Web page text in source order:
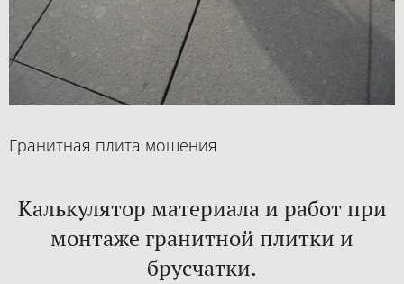
Гранитная плита мощения
Калькулятор материала и работ при
монтаже гранитной плитки и
брусчатки.